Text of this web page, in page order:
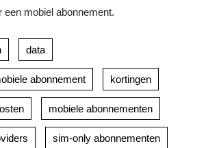
mobiel abonnement.
data
abonnement kortingen
mobiele abonnementen
sim-only abonnementen